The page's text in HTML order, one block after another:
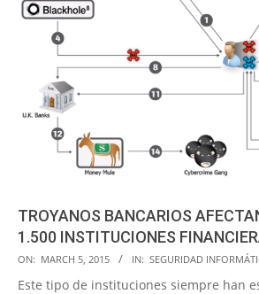
TROYANOS BANCARIOS
1.500 INSTITUCIONES
2015-
03-
ON: MARCH 5, 2015 IN: SEGURIDAD
Este tipo de instituciones siempre han